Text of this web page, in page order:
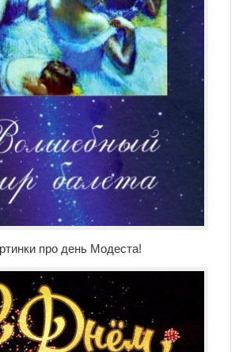
про день Модеста!